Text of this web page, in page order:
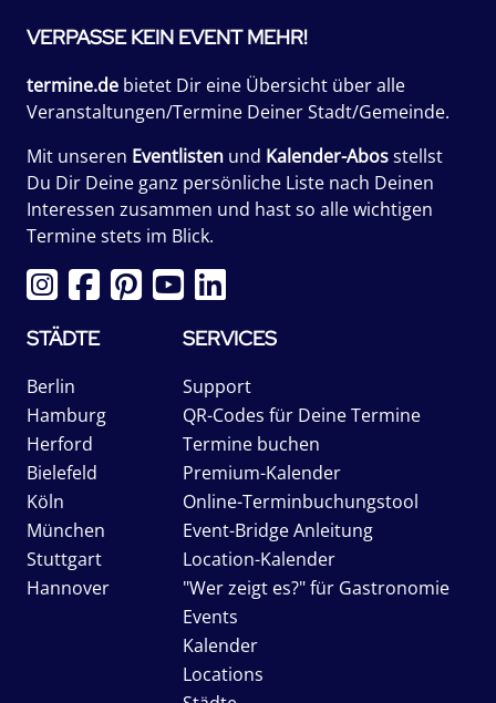
VERPASSE KEIN EVENT MEHR!
termine.de bietet Dir eine Übersicht über alle
Veranstaltungen/Termine Deiner Stadt/Gemeinde.
Mit unseren Eventlisten und Kalender-Abosstellst
Du Dir Deine ganz persönliche Liste nach Deinen
Interessen zusammen und hast so alle wichtigen
Termine stets im Blick.
STÄDTE
Berlin
Hamburg
Herford
Bielefeld
Köln
München
Stuttgart
Hannover
SERVICES
Support
QR-Codes für Deine Termine
Termine buchen
Premium-Kalender
Online-Terminbuchungstool
Event-Bridge Anleitung
Location-Kalender
"Wer zeigt es?" für Gastronomie
Events
Kalender
Locations